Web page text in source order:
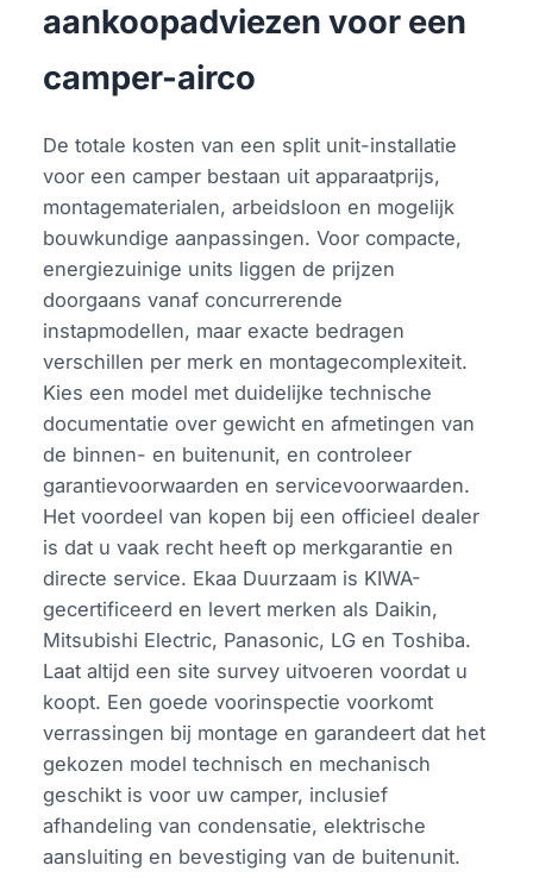
aankoopadviezen voor een
camper-airco
De totale kosten van een split unit-installatie
voor een camper bestaan uit apparaatprijs,
montagematerialen, arbeidsloon en mogelijk
bouwkundige aanpassingen. Voor compacte,
energiezuinige units liggen de prijzen
doorgaans vanaf concurrerende
instapmodellen, maar exacte bedragen
verschillen per merk en montagecomplexiteit.
Kies een model met duidelijke technische
documentatie over gewicht en afmetingen van
de binnen- en buitenunit, en controleer
garantievoorwaarden en servicevoorwaarden.
Het voordeel van kopen bij een officieel dealer
is dat u vaak recht heeft op merkgarantie en
directe service. Ekaa Duurzaam is KIWA-
gecertificeerd en levert merken als Daikin,
Mitsubishi Electric, Panasonic, LG en Toshiba.
Laat altijd een site survey uitvoeren voordat u
koopt. Een goede voorinspectie voorkomt
verrassingen bij montage en garandeert dat het
gekozen model technisch en mechanisch
geschikt is voor uw camper, inclusief
afhandeling van condensatie, elektrische
aansluiting en bevestiging van de buitenunit.